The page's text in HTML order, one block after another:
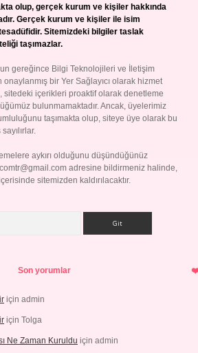
olup, gerçek kurum ve kişiler hakkında
Gerçek kurum ve kişiler ile isim
Sitemizdeki bilgiler taslak
taşımazlar.
gereğince Bilgi Teknolojileri ve İletişim
onaylanmış bir Yer Sağlayıcı olarak hizmet
sitedeki içerikleri proaktif olarak denetleme
bulunmamaktadır. Ancak, üyelerimiz
taşımakta olup, siteye üye olarak bu
aykırı olduğunu düşündüğünüz
adresine bildirmeniz halinde,
sitemizden kaldırılacaktır.
Son yorumlar
için admin
için Tolga
Ne Zaman Kuruldu için admin